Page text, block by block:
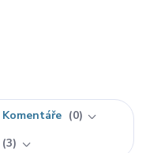
Komentáře
0
3